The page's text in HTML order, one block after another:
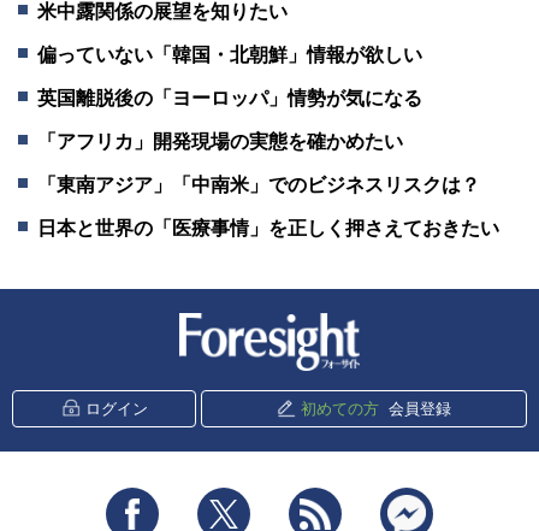
米中露関係の展望を知りたい
偏っていない「韓国・北朝鮮」情報が欲しい
英国離脱後の「ヨーロッパ」情勢が気になる
「アフリカ」開発現場の実態を確かめたい
「東南アジア」「中南米」でのビジネスリスクは？
日本と世界の「医療事情」を正しく押さえておきたい
ログイン 初めての方 会員登録
Facebook Twitter RSS